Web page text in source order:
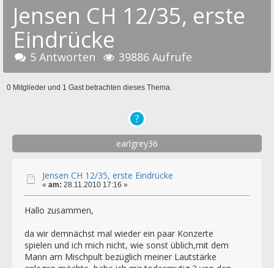
Jensen CH 12/35, erste
Eindrücke
5 Antworten 39886 Aufrufe
0 Mitglieder und 1 Gast betrachten dieses Thema.
earlgrey36
Jensen CH 12/35, erste Eindrücke
« am: 28.11.2010 17:16 »
Hallo zusammen,
da wir demnächst mal wieder ein paar Konzerte
spielen und ich mich nicht, wie sonst üblich,mit dem
Mann am Mischpult bezüglich meiner Lautstärke